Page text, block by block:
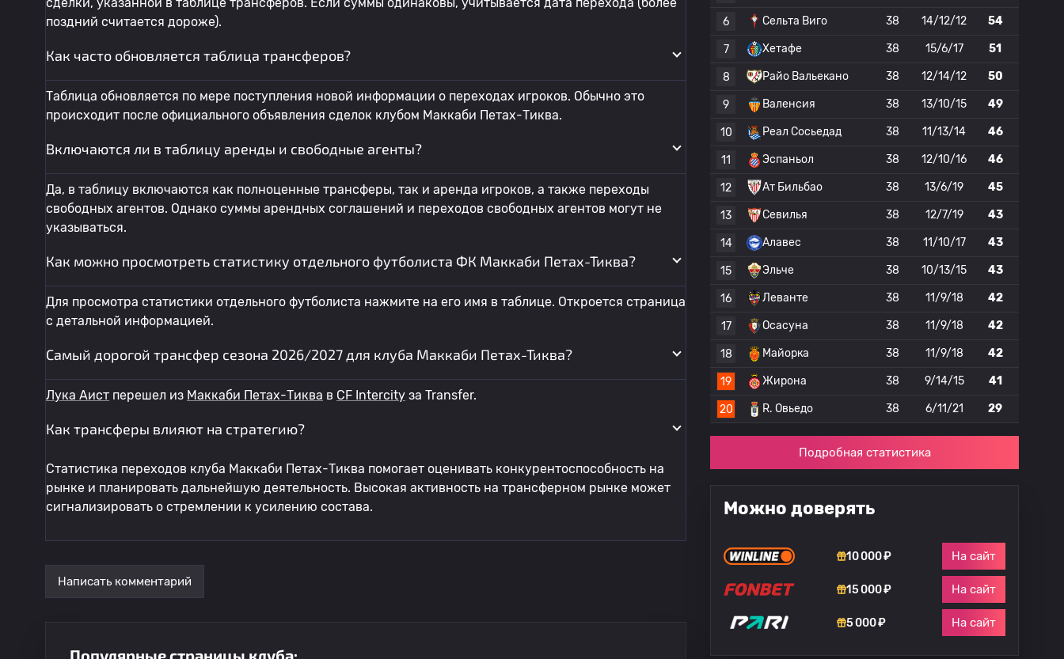
поздний считается дороже).
Как часто обновляется таблица трансферов?
Таблица обновляется по мере поступления новой информации о переходах игроков. Обычно это
происходит после официального объявления сделок клубом Маккаби Петах-Тиква.
Включаются ли в таблицу аренды и свободные агенты?
Да, в таблицу включаются как полноценные трансферы, так и аренда игроков, а также переходы
свободных агентов. Однако суммы арендных соглашений и переходов свободных агентов могут не
указываться.
Как можно просмотреть статистику отдельного футболиста ФК Маккаби Петах-Тиква?
Для просмотра статистики отдельного футболиста нажмите на его имя в таблице. Откроется страница
с детальной информацией.
Самый дорогой трансфер сезона 2026/2027 для клуба Маккаби Петах-Тиква?
Лука Аист перешел из Маккаби Петах-Тиква в CF Intercity за Transfer.
Как трансферы влияют на стратегию?
Статистика переходов клуба Маккаби Петах-Тиква помогает оценивать конкурентоспособность на
рынке и планировать дальнейшую деятельность. Высокая активность на трансферном рынке может
сигнализировать о стремлении к усилению состава.
Написать комментарий
Популярные страницы клуба:
6 Сельта Виго 38 14/12/12 54
7 Хетафе 38 15/6/17 51
8 Райо Вальекано 38 12/14/12 50
9 Валенсия 38 13/10/15 49
10 Реал Сосьедад 38 11/13/14 46
11 Эспаньол 38 12/10/16 46
12 Ат Бильбао 38 13/6/19 45
13 Севилья 38 12/7/19 43
14 Алавес 38 11/10/17 43
15 Эльче 38 10/13/15 43
16 Леванте 38 11/9/18 42
17 Осасуна 38 11/9/18 42
18 Майорка 38 11/9/18 42
19 Жирона 38 9/14/15 41
20 R. Овьедо 38 6/11/21 29
Подробная статистика
Можно доверять
10 000 ₽ На сайт
15 000 ₽ На сайт
5 000 ₽ На сайт